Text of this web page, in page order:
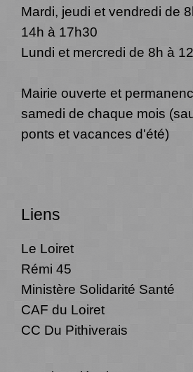
Mardi, jeudi et vendredi de
14h à 17h30
Lundi et mercredi de 8h à
Mairie ouverte et
samedi de chaque mois
ponts et vacances d'été)
Liens
Le Loiret
Rémi 45
Ministère Solidarité Santé
CAF du Loiret
CC Du Pithiverais